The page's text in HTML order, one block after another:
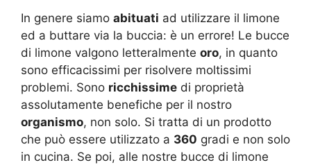
In genere siamo abituati ad utilizzare il limone
ed a buttare via la buccia: è un errore! Le bucce
di limone valgono letteralmente oro, in quanto
sono efficacissimi per risolvere moltissimi
problemi. Sono ricchissime di proprietà
assolutamente benefiche per il nostro
organismo, non solo. Si tratta di un prodotto
che può essere utilizzato a 360 gradi e non solo
in cucina. Se poi, alle nostre bucce di limone